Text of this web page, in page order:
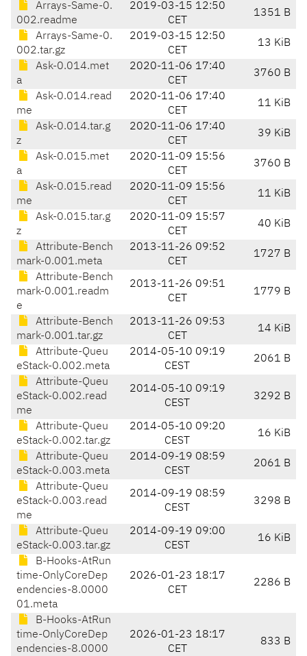
Arrays-Same-0.
002.readme
2019-03-15 12:50
CET
1351 B
Arrays-Same-0.
002.tar.gz
2019-03-15 12:50
CET
13 KiB
Ask-0.014.met
a
2020-11-06 17:40
CET
3760 B
Ask-0.014.read
me
2020-11-06 17:40
CET
11 KiB
Ask-0.014.tar.g
z
2020-11-06 17:40
CET
39 KiB
Ask-0.015.met
a
2020-11-09 15:56
CET
3760 B
Ask-0.015.read
me
2020-11-09 15:56
CET
11 KiB
Ask-0.015.tar.g
z
2020-11-09 15:57
CET
40 KiB
Attribute-Bench
mark-0.001.meta
2013-11-26 09:52
CET
1727 B
Attribute-Bench
mark-0.001.readm
e
2013-11-26 09:51
CET
1779 B
Attribute-Bench
mark-0.001.tar.gz
2013-11-26 09:53
CET
14 KiB
Attribute-Queu
eStack-0.002.meta
2014-05-10 09:19
CEST
2061 B
Attribute-Queu
eStack-0.002.read
me
2014-05-10 09:19
CEST
3292 B
Attribute-Queu
eStack-0.002.tar.gz
2014-05-10 09:20
CEST
16 KiB
Attribute-Queu
eStack-0.003.meta
2014-09-19 08:59
CEST
2061 B
Attribute-Queu
eStack-0.003.read
me
2014-09-19 08:59
CEST
3298 B
Attribute-Queu
eStack-0.003.tar.gz
2014-09-19 09:00
CEST
16 KiB
B-Hooks-AtRun
time-OnlyCoreDep
endencies-8.0000
01.meta
2026-01-23 18:17
CET
2286 B
B-Hooks-AtRun
time-OnlyCoreDep
endencies-8.0000
2026-01-23 18:17
CET
833 B